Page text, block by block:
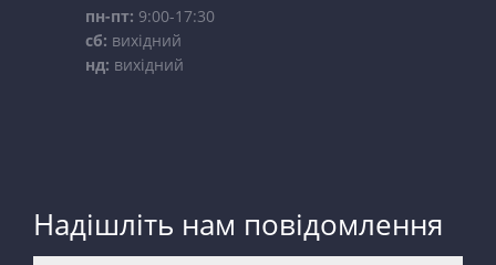
пн-пт: 9:00-17:30
сб: вихідний
нд: вихідний
Надішліть нам повідомлення